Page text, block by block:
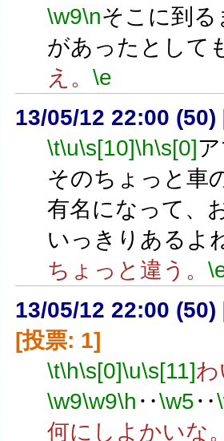
\w9\nそこに到
があったとして
え。 \e
13/05/12 22:00 (50)
\t\u\s[10]\h\s[0]
そのちょっと車
有名になって、
いっきりあるよ
ちょっと違う。
13/05/12 22:00 (50)
[投票: 1]
\t\h\s[0]\u\s[11]
\w9\w9\h ‥\w5‥
何にしよかいな